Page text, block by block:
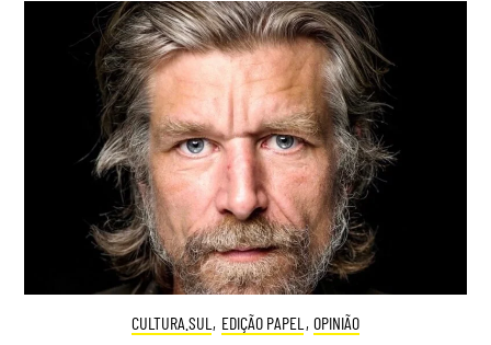
CULTURA.SUL , EDIÇÃO PAPEL , OPINIÃO